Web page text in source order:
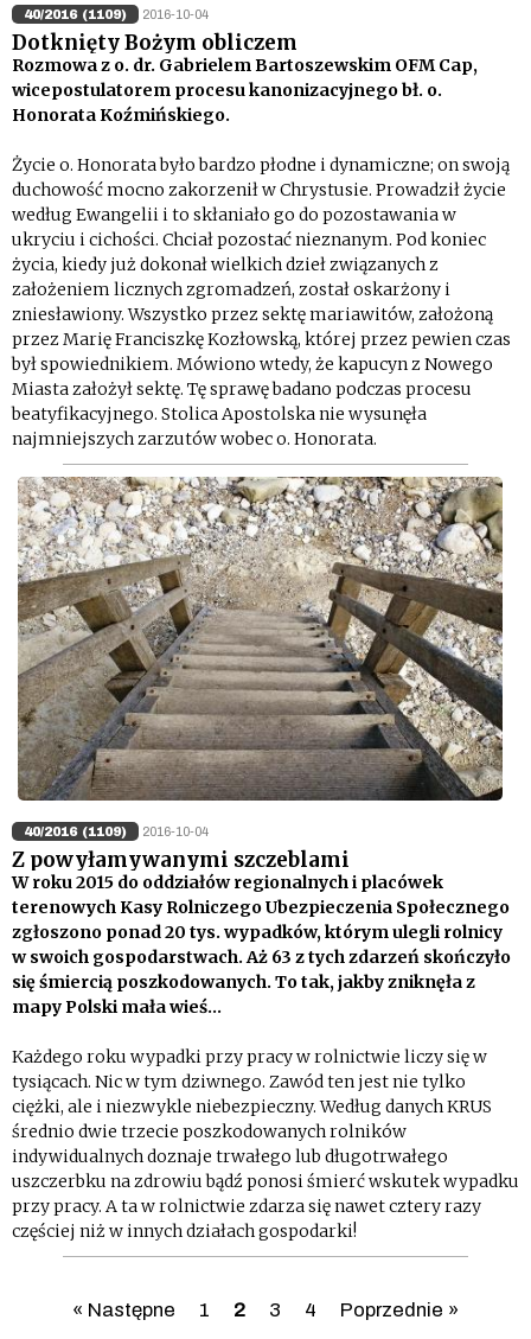
40/2016 (1109) 2016-10-04
Dotknięty Bożym obliczem
Rozmowa z o. dr. Gabrielem Bartoszewskim OFM Cap,
wicepostulatorem procesu kanonizacyjnego bł. o.
Honorata Koźmińskiego.
Życie o. Honorata było bardzo płodne i dynamiczne; on swoją
duchowość mocno zakorzenił w Chrystusie. Prowadził życie
według Ewangelii i to skłaniało go do pozostawania w
ukryciu i cichości. Chciał pozostać nieznanym. Pod koniec
życia, kiedy już dokonał wielkich dzieł związanych z
założeniem licznych zgromadzeń, został oskarżony i
zniesławiony. Wszystko przez sektę mariawitów, założoną
przez Marię Franciszkę Kozłowską, której przez pewien czas
był spowiednikiem. Mówiono wtedy, że kapucyn z Nowego
Miasta założył sektę. Tę sprawę badano podczas procesu
beatyfikacyjnego. Stolica Apostolska nie wysunęła
najmniejszych zarzutów wobec o. Honorata.
40/2016 (1109) 2016-10-04
Z powyłamywanymi szczeblami
W roku 2015 do oddziałów regionalnych i placówek
terenowych Kasy Rolniczego Ubezpieczenia Społecznego
zgłoszono ponad 20 tys. wypadków, którym ulegli rolnicy
w swoich gospodarstwach. Aż 63 z tych zdarzeń skończyło
się śmiercią poszkodowanych. To tak, jakby zniknęła z
mapy Polski mała wieś…
Każdego roku wypadki przy pracy w rolnictwie liczy się w
tysiącach. Nic w tym dziwnego. Zawód ten jest nie tylko
ciężki, ale i niezwykle niebezpieczny. Według danych KRUS
średnio dwie trzecie poszkodowanych rolników
indywidualnych doznaje trwałego lub długotrwałego
uszczerbku na zdrowiu bądź ponosi śmierć wskutek wypadku
przy pracy. A ta w rolnictwie zdarza się nawet cztery razy
częściej niż w innych działach gospodarki!
« Następne 1 2 3 4 Poprzednie »